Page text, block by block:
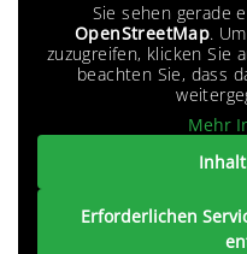
Sie sehen gerade
OpenStreetMap.
zuzugreifen, klicken Sie
beachten Sie, dass
Mehr
Erforderlichen